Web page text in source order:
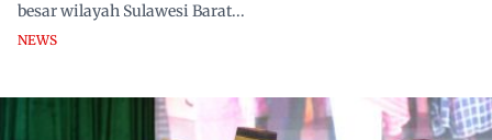
besar wilayah Sulawesi Barat...
NEWS